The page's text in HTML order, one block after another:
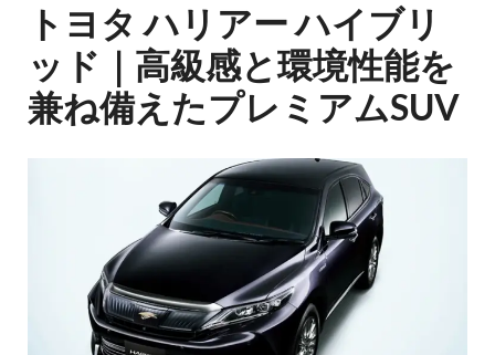
トヨタ ハリアー ハイブリ
ッド｜高級感と環境性能を
兼ね備えたプレミアムSUV